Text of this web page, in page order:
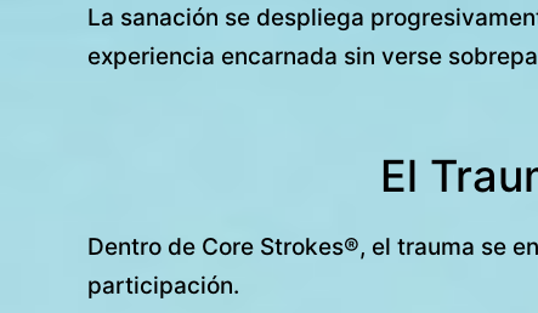
La sanación se despliega
experiencia encarnada sin verse
El
Dentro de Core Strokes®, el trauma se
participación.